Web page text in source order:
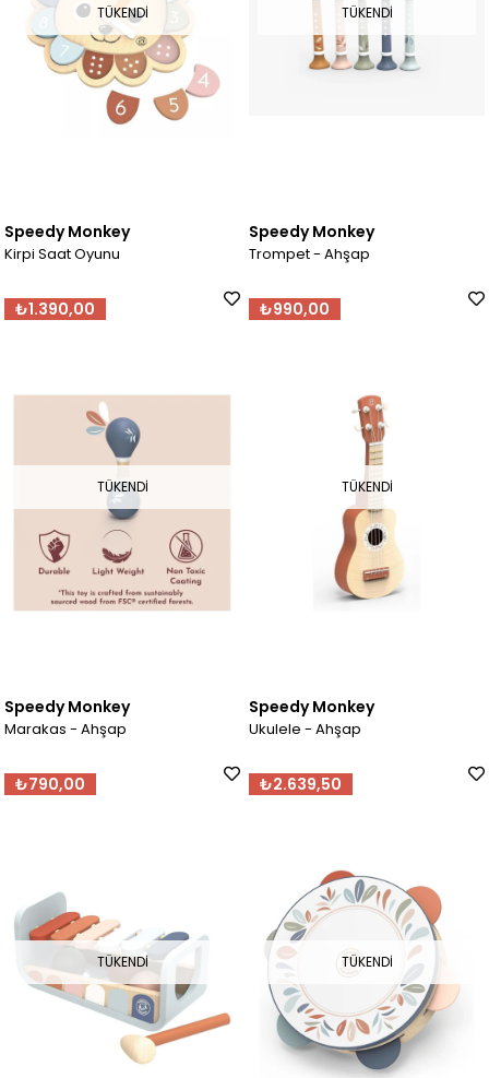
TÜKENDI
Speedy Monkey
Kirpi Saat Oyunu
₺1.390,00
TÜKENDI
Speedy Monkey
Trompet - Ahşap
₺990,00
TÜKENDI
Speedy Monkey
Marakas - Ahşap
₺790,00
TÜKENDI
Speedy Monkey
Ukulele - Ahşap
₺2.639,50
TÜKENDI TÜKENDI